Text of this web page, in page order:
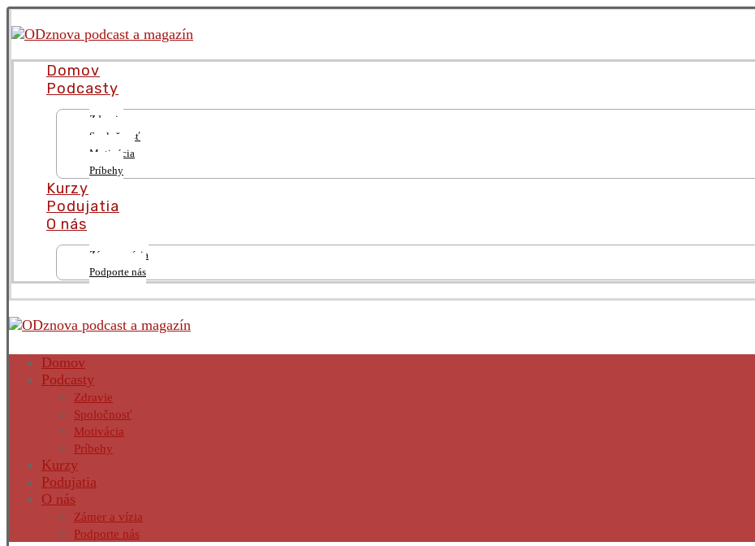
Domov
Podcasty
Zdravie
Spoločnosť
Motivácia
Príbehy
Kurzy
Podujatia
O nás
Zámer a vízia
Podporte nás
Domov
Podcasty
Zdravie
Spoločnosť
Motivácia
Príbehy
Kurzy
Podujatia
O nás
Zámer a vízia
Podporte nás